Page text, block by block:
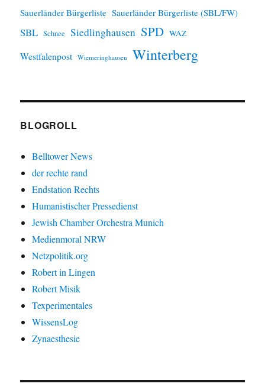
Sauerländer Bürgerliste Sauerländer Bürgerliste (SBL/FW)
SBL Schnee Siedlinghausen SPD WAZ
Westfalenpost Wiemeringhausen Winterberg
BLOGROLL
Belltower News
der rechte rand
Endstation Rechts
Humanistischer Pressedienst
Jewish Chamber Orchestra Munich
Medienmoral NRW
Netzpolitik.org
Robert in Lingen
Robert Misik
Texperimentales
WissensLog
Zynaesthesie